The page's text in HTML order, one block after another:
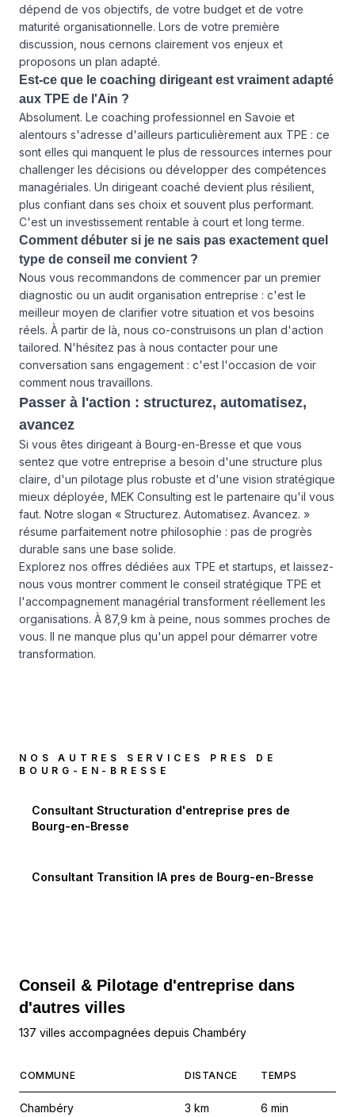
dépend de vos objectifs, de votre budget et de votre
maturité organisationnelle. Lors de votre première
discussion, nous cernons clairement vos enjeux et
proposons un plan adapté.
Est-ce que le coaching dirigeant est vraiment adapté
aux TPE de l'Ain ?
Absolument. Le coaching professionnel en Savoie et
alentours s'adresse d'ailleurs particulièrement aux TPE : ce
sont elles qui manquent le plus de ressources internes pour
challenger les décisions ou développer des compétences
managériales. Un dirigeant coaché devient plus résilient,
plus confiant dans ses choix et souvent plus performant.
C'est un investissement rentable à court et long terme.
Comment débuter si je ne sais pas exactement quel
type de conseil me convient ?
Nous vous recommandons de commencer par un premier
diagnostic ou un audit organisation entreprise : c'est le
meilleur moyen de clarifier votre situation et vos besoins
réels. À partir de là, nous co-construisons un plan d'action
tailored. N'hésitez pas à nous contacter pour une
conversation sans engagement : c'est l'occasion de voir
comment nous travaillons.
Passer à l'action : structurez, automatisez,
avancez
Si vous êtes dirigeant à Bourg-en-Bresse et que vous
sentez que votre entreprise a besoin d'une structure plus
claire, d'un pilotage plus robuste et d'une vision stratégique
mieux déployée, MEK Consulting est le partenaire qu'il vous
faut. Notre slogan « Structurez. Automatisez. Avancez. »
résume parfaitement notre philosophie : pas de progrès
durable sans une base solide.
Explorez nos offres dédiées aux TPE et startups, et laissez-
nous vous montrer comment le conseil stratégique TPE et
l'accompagnement managérial transforment réellement les
organisations. À 87,9 km à peine, nous sommes proches de
vous. Il ne manque plus qu'un appel pour démarrer votre
transformation.
NOS AUTRES SERVICES PRES DE
BOURG-EN-BRESSE
Consultant Structuration d'entreprise pres de
Bourg-en-Bresse
Consultant Transition IA pres de Bourg-en-Bresse
Conseil & Pilotage d'entreprise dans
d'autres villes
137 villes accompagnées depuis Chambéry
COMMUNE DISTANCE TEMPS
Chambéry 3 km 6 min